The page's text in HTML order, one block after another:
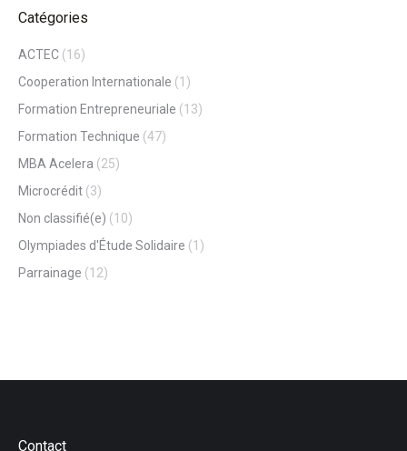
Catégories
ACTEC (16)
Cooperation Internationale (1)
Formation Entrepreneuriale (13)
Formation Technique (47)
MBA Acelera (25)
Microcrédit (3)
Non classifié(e) (10)
Olympiades d'Étude Solidaire (1)
Parrainage (12)
Contact